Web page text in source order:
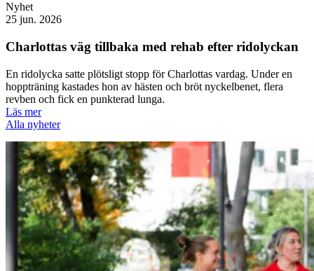
Nyhet
25 jun. 2026
Charlottas väg tillbaka med rehab efter ridolyckan
En ridolycka satte plötsligt stopp för Charlottas vardag. Under en
hoppträning kastades hon av hästen och bröt nyckelbenet, flera
revben och fick en punkterad lunga.
Läs mer
Alla nyheter